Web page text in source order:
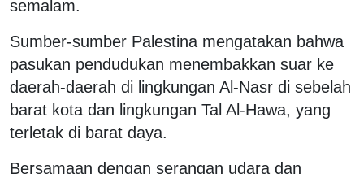
semalam.
Sumber-sumber Palestina mengatakan bahwa
pasukan pendudukan menembakkan suar ke
daerah-daerah di lingkungan Al-Nasr di sebelah
barat kota dan lingkungan Tal Al-Hawa, yang
terletak di barat daya.
Bersamaan dengan serangan udara dan